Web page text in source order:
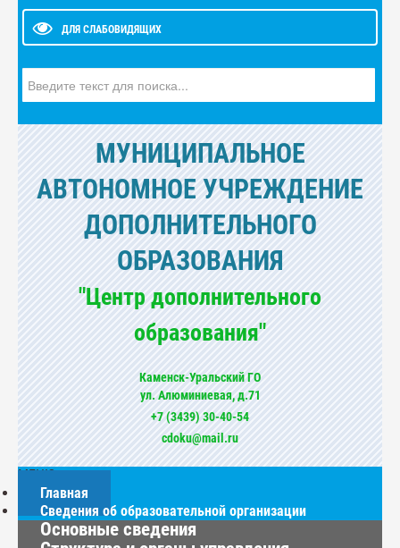
ДЛЯ СЛАБОВИДЯЩИХ
МУНИЦИПАЛЬНОЕ
АВТОНОМНОЕ УЧРЕЖДЕНИЕ
ДОПОЛНИТЕЛЬНОГО
ОБРАЗОВАНИЯ
"Центр дополнительного
образования"
Каменск-Уральский ГО
ул. Алюминиевая, д.71
+7 (3439) 30-40-54
cdoku@mail.ru
МЕНЮ
Главная
Сведения об образовательной организации
Основные сведения